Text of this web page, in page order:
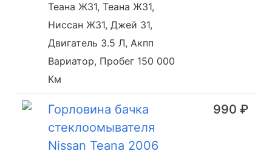
Теана Ж31, Теана Ж31,
Ниссан Ж31, Джей 31,
Двигатель 3.5 Л, Акпп
Вариатор, Пробег 150 000
Км
Горловина бачка
стеклоомывателя
Nissan Teana 2006
990 ₽